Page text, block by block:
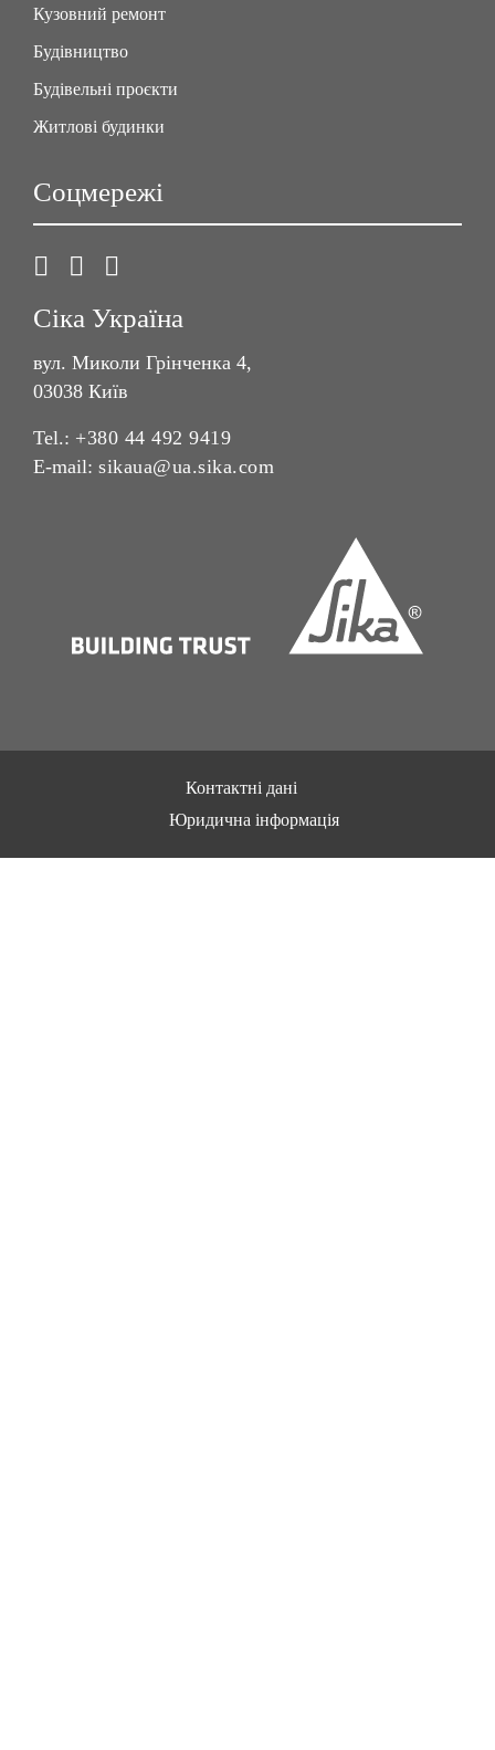
Кузовний ремонт
Будівництво
Будівельні проєкти
Житлові будинки
Соцмережі
Сіка Україна
вул. Миколи Грінченка 4,
03038 Київ
Tel.: +380 44 492 9419
E-mail: sikaua@ua.sika.com
Контактні дані
Юридична інформація